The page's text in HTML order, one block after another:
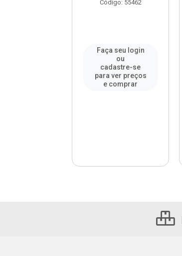
Código: 55462
Faça seu login
ou
cadastre-se
para ver preços
e comprar